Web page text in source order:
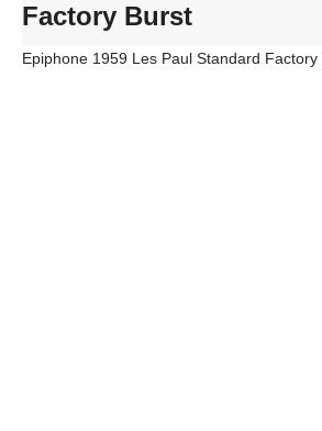
Factory Burst
Epiphone 1959 Les Paul Standard Factory